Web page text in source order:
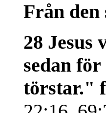
Från den
28 Jesus
sedan
törstar."